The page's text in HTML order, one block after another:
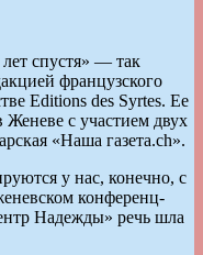
спустя» — так
французского
Editions des Syrtes. Ее
Женеве с участием двух
«Наша газета.ch».
у нас, конечно, с
конференц-
Надежды» речь шла